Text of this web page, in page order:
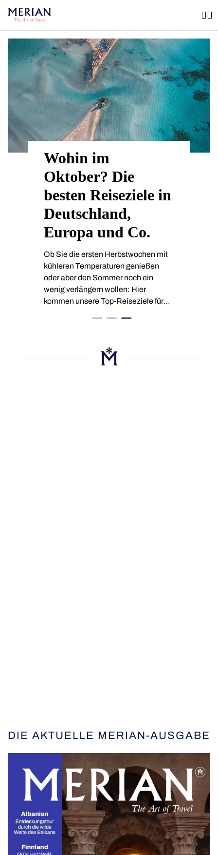
Wohin im
Oktober? Die
besten Reiseziele in
Deutschland,
Europa und Co.
Ob Sie die ersten Herbstwochen mit
kühleren Temperaturen genießen
oder aber den Sommer noch ein
wenig verlängern wollen: Hier
kommen unsere Top-Reiseziele für
DIE AKTUELLE MERIAN-AUSGABE